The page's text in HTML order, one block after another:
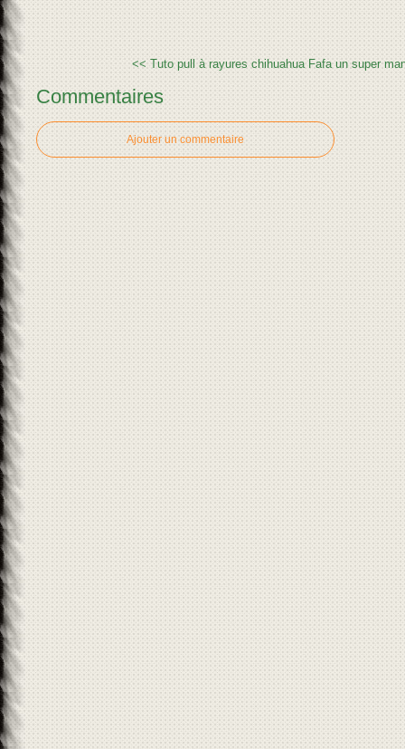
<< Tuto pull à rayures chihuahua Fafa un super
Commentaires
Ajouter un commentaire